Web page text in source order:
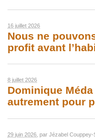
16 juillet 2026
Nous ne
profit avant
8 juillet 2026
Dominique
autrement pour
29 juin 2026 , par Jézabel Couppey-